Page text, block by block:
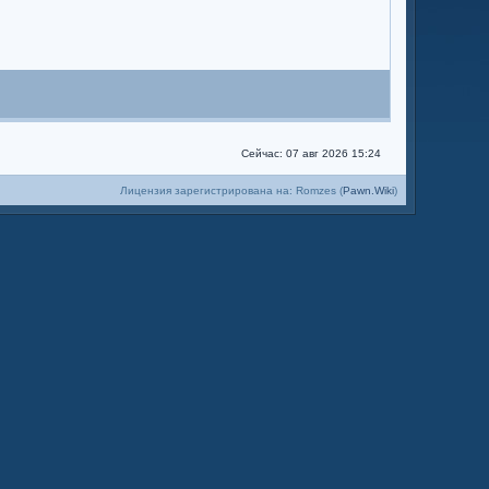
Сейчас: 07 авг 2026 15:24
Лицензия зарегистрирована на: Romzes (Pawn.Wiki)